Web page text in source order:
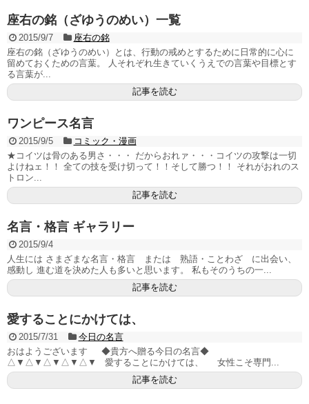
座右の銘（ざゆうのめい）一覧
2015/9/7
座右の銘
座右の銘（ざゆうのめい）とは、行動の戒めとするために日常的に心に
留めておくための言葉。 人それぞれ生きていくうえでの言葉や目標とす
る言葉が...
記事を読む
ワンピース名言
2015/9/5
コミック・漫画
★コイツは骨のある男さ・・・ だからおれァ・・・コイツの攻撃は一切
よけねェ！！ 全ての技を受け切って！！そして勝つ！！ それがおれのス
トロン...
記事を読む
名言・格言 ギャラリー
2015/9/4
人生には さまざまな名言・格言 または 熟語・ことわざ に出会い、
感動し 進む道を決めた人も多いと思います。 私もそのうちの一...
記事を読む
愛することにかけては、
2015/7/31
今日の名言
おはようございます ◆貴方へ贈る今日の名言◆
△▼△▼△▼△▼△▼ 愛することにかけては、 女性こそ専門...
記事を読む